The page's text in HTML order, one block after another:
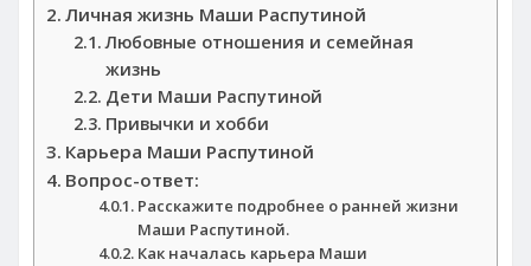
Личная жизнь Маши Распутиной
Любовные отношения и семейная
жизнь
Дети Маши Распутиной
Привычки и хобби
Карьера Маши Распутиной
Вопрос-ответ:
Расскажите подробнее о ранней жизни
Маши Распутиной.
Как началась карьера Маши